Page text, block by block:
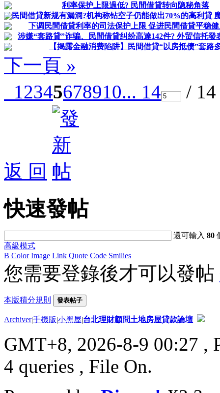
利率保护上限過低? 民間借貸转向隐秘角落
民間借貸新规有漏洞?机构称钻空子仍能做出70%的高利貸
下调民間借貸利率的司法保护上限 促进民間借貸平稳
涉嫌“套路貸”诈骗、民間借貸纠纷高達142件? 外贸信托發
【揭露金融消费陷阱】民間借貸“以房抵债”套路
下一頁 »
12345678910... 14 /
返 回
快速發帖
還可輸入80
高級模式
B Color Image Link Quote Code Smilies
您需要登錄後才可以發帖
本版積分規則 發表帖子
Archiver|手機版|小黑屋|台北理財顧問土地房屋貸款論壇
GMT+8, 2026-8-9 00:27 ,
4 queries , File On.